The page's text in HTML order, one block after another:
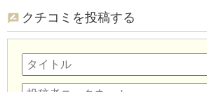
クチコミを投稿する